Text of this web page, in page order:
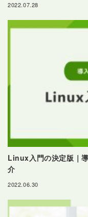
2022.07.28
Linux入門の決定版｜
介
2022.06.30